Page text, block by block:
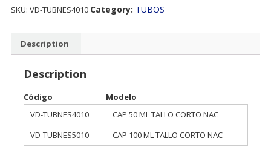
SKU: VD-TUBNES4010 Category: TUBOS
Description
Description
Código
Modelo
VD-TUBNES4010
CAP 50 ML TALLO CORTO NAC
VD-TUBNES5010
CAP 100 ML TALLO CORTO NAC